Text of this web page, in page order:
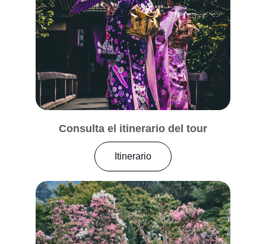
Itinerario
Consulta el itinerario del tour